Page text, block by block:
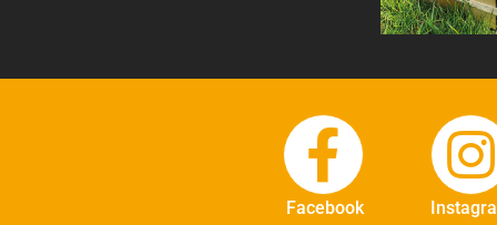
Facebook